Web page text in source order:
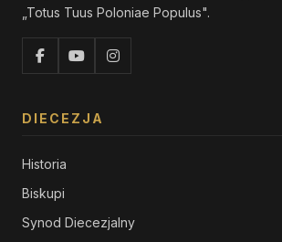
„Totus Tuus Poloniae Populus".
DIECEZJA
Historia
Biskupi
Synod Diecezjalny